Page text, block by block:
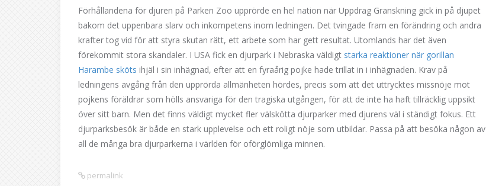
Förhållandena för djuren på Parken Zoo upprörde en hel nation när Uppdrag Granskning gick in på djupet
bakom det uppenbara slarv och inkompetens inom ledningen. Det tvingade fram en förändring och andra
krafter tog vid för att styra skutan rätt, ett arbete som har gett resultat. Utomlands har det även
förekommit stora skandaler. I USA fick en djurpark i Nebraska väldigt starka reaktioner när gorillan
Harambe sköts ihjäl i sin inhägnad, efter att en fyraårig pojke hade trillat in i inhägnaden. Krav på
ledningens avgång från den upprörda allmänheten hördes, precis som att det uttrycktes missnöje mot
pojkens föräldrar som hölls ansvariga för den tragiska utgången, för att de inte ha haft tillräcklig uppsikt
över sitt barn. Men det finns väldigt mycket fler välskötta djurparker med djurens väl i ständigt fokus. Ett
djurparksbesök är både en stark upplevelse och ett roligt nöje som utbildar. Passa på att besöka någon av
all de många bra djurparkerna i världen för oförglömliga minnen.
permalink